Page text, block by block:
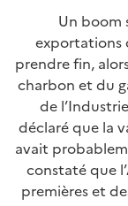
Un boom
exportations
prendre fin,
charbon et du
de
déclaré que la
avait
constaté que
premières et